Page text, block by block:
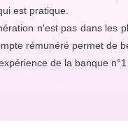
est pratique.
n'est pas dans les
rémunéré permet de
de la banque n°1